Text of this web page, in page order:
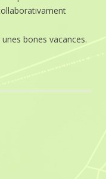
bones vacances.